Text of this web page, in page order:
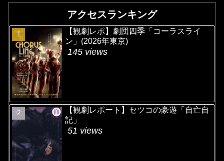
アクセスランキング
【観劇レポ】劇団四季「コーラスライ
ン」(2026年東京)
145 views
【観劇レポート】セツコの豪遊「自亡自
記」
51 views